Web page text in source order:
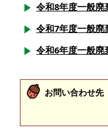
令和8年度一般廃
令和7年度一般廃
令和6年度一般廃
お問い合わせ先